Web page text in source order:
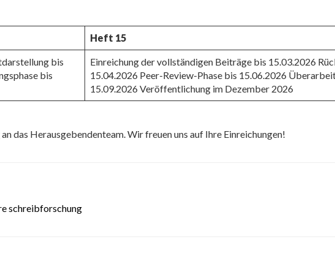
Heft 15
bis
bis
Einreichung der vollständigen Beiträge bis 15.03.2026
15.04.2026 Peer-Review-Phase bis 15.06.2026
15.09.2026 Veröffentlichung im Dezember 2026
an das Herausgebendenteam. Wir freuen uns auf Ihre Einreichungen!
schreibforschung